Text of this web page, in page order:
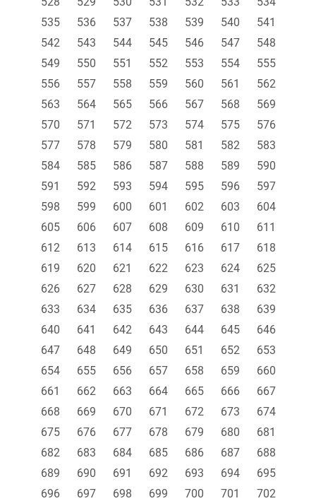
535
536 537 538 539 540
541
542
543 544 545 546 547
548
549
550 551 552 553 554
555
556
557 558 559 560 561
562
563
564 565 566 567 568
569
570
571 572 573 574 575
576
577
578 579 580 581 582
583
584
585 586 587 588 589
590
591
592 593 594 595 596
597
598
599 600 601 602 603
604
605
606 607 608 609 610
611
612
613 614 615 616 617
618
619
620 621 622 623 624
625
626
627 628 629 630 631
632
633
634 635 636 637 638
639
640
641 642 643 644 645
646
647
648 649 650 651 652
653
654
655 656 657 658 659
660
661
662 663 664 665 666
667
668
669 670 671 672 673
674
675
676 677 678 679 680
681
682
683 684 685 686 687
688
689
690 691 692 693 694
695
696
697 698 699 700 701
702